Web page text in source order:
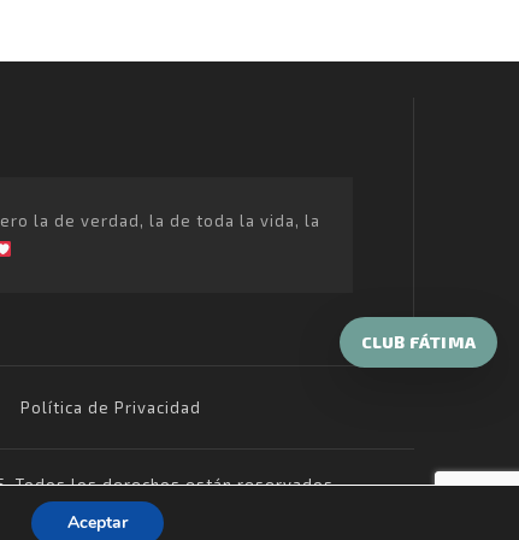
la de verdad, la de toda la vida, la
Política de Privacidad
Todos los derechos están reservados
CLUB FÁTIMA
Aceptar